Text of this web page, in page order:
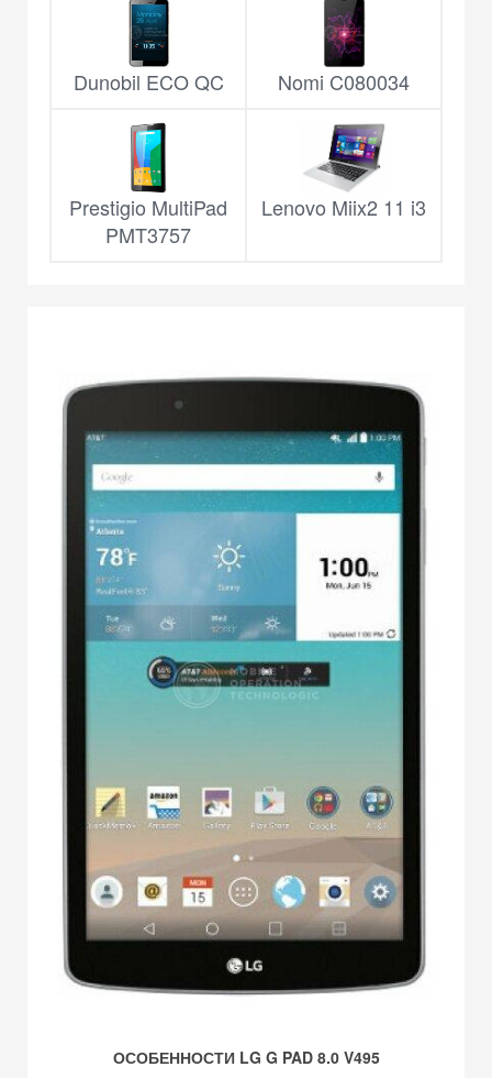
Dunobil ECO QC Nomi C080034
Prestigio MultiPad
PMT3757
Lenovo Miix2 11 i3
ОСОБЕННОСТИ LG G PAD 8.0 V495